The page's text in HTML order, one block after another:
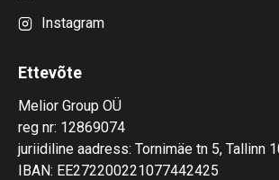
Instagram
Ettevõte
Melior Group OÜ
reg nr: 12869074
juriidiline aadress: Tornimäe tn 5, Tallinn
IBAN: EE272200221077442425